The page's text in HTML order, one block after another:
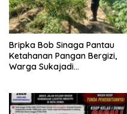
Bripka Bob Sinaga Pantau
Ketahanan Pangan Bergizi,
Warga Sukajadi